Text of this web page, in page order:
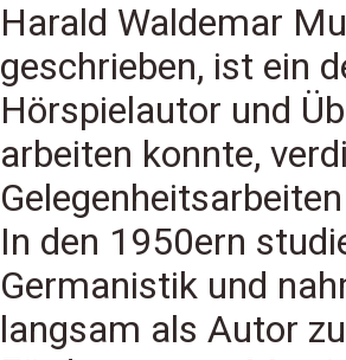
Harald Waldemar
geschrieben, ist ein
Hörspielautor und
arbeiten konnte,
In den 1950ern
Germanistik und
langsam als Autor